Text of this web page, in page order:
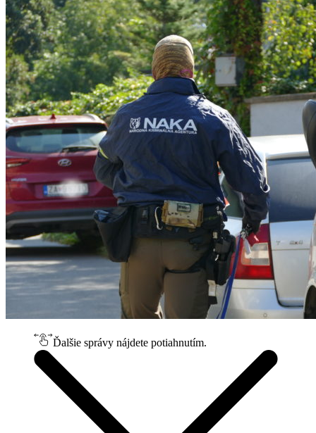
Ďalšie správy nájdete potiahnutím.